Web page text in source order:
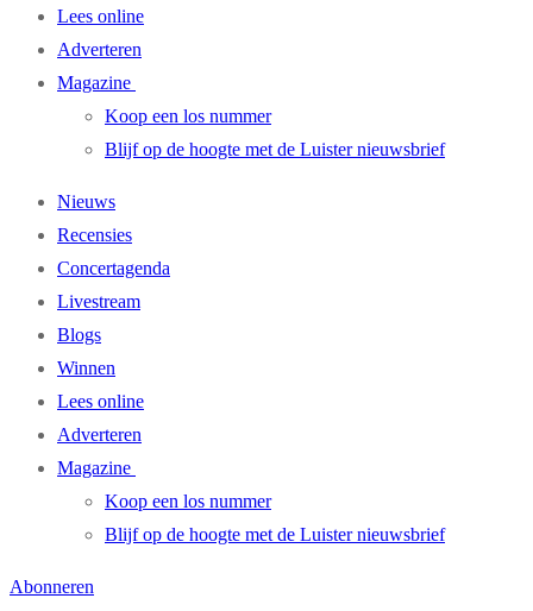
Lees online
Adverteren
Magazine
Koop een los nummer
Blijf op de hoogte met de Luister nieuwsbrief
Nieuws
Recensies
Concertagenda
Livestream
Blogs
Winnen
Lees online
Adverteren
Magazine
Koop een los nummer
Blijf op de hoogte met de Luister nieuwsbrief
Abonneren